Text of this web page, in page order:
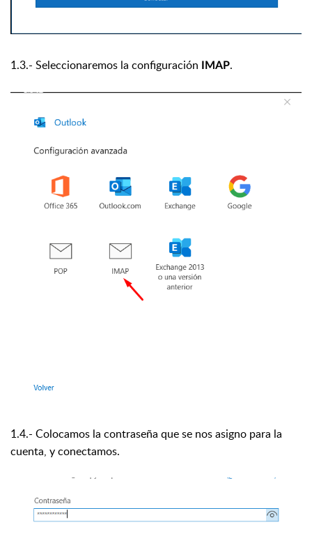
1.3.- Seleccionaremos la configuración IMAP.
1.4.- Colocamos la contraseña que se nos asigno para la
cuenta, y conectamos.